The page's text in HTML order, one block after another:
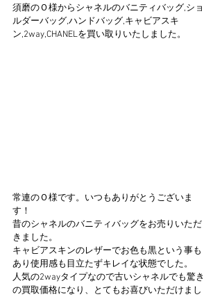
須磨のＯ様からシャネルのバニティバッグ,ショ
ルダーバッグ,ハンドバッグ,キャビアスキ
ン,2way,CHANELを買い取りいたしました。
常連のＯ様です。いつもありがとうございま
す！
昔のシャネルのバニティバッグをお売りいただ
きました。
キャビアスキンのレザーでお色も黒という事も
あり使用感も目立たずキレイな状態でした。
人気の2wayタイプなので古いシャネルでも驚き
の買取価格になり、とてもお喜びいただけまし